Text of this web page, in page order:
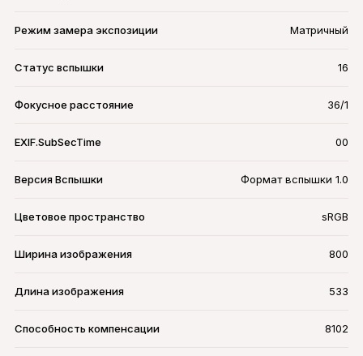
Режим замера экспозиции Матричный
Статус вспышки 16
Фокусное расстояние 36/1
EXIF.SubSecTime 00
Версия Вспышки Формат вспышки 1.0
Цветовое пространство sRGB
Ширина изображения 800
Длина изображения 533
Способность компенсации 8102